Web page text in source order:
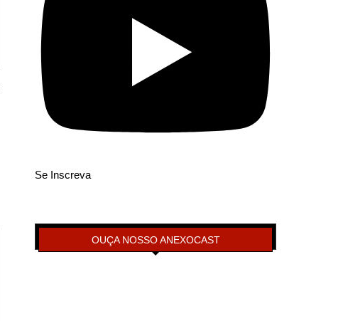
Se Inscreva
OUÇA NOSSO ANEXOCAST